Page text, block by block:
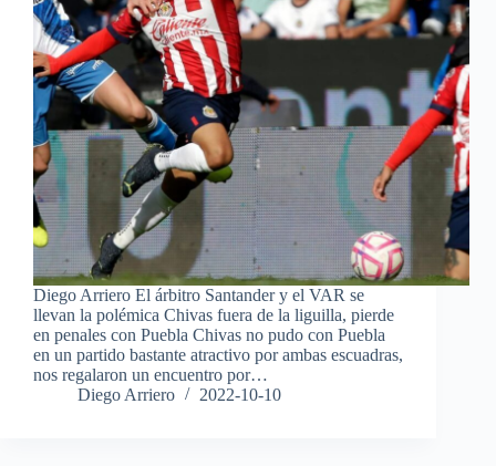
Diego Arriero El árbitro Santander y el VAR se
llevan la polémica Chivas fuera de la liguilla, pierde
en penales con Puebla Chivas no pudo con Puebla
en un partido bastante atractivo por ambas escuadras,
nos regalaron un encuentro por…
Diego Arriero
2022-10-10